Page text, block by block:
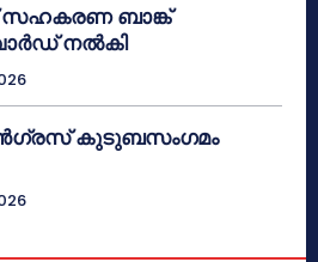
സഹകരണ ബാങ്ക്
നൽകി
കുടുബസംഗമം